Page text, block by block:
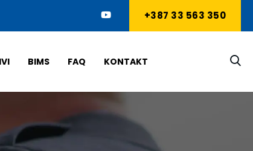
+387 33 563 350
BIMS FAQ KONTAKT